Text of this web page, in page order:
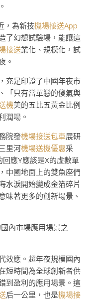
，為新技機場接送App
了幻想試驗場，能讓這
接送業化、規模化，試
。
充足印證了中國年夜市
「只有當單戀的傻氣與
機美的五比五黃金比例
潤場。
院發機場接送包車展研
里河機場送機優惠采
回應Y應該是X的虛數單
中國地面上的雙魚座們
水淚開始變成金箔碎片
味著更多的創新場景、
內市場應用場景之
效應。超年夜規模國內
短時間為全球創新者供
到盈利的應用場景。這
后一公里，也是機場接